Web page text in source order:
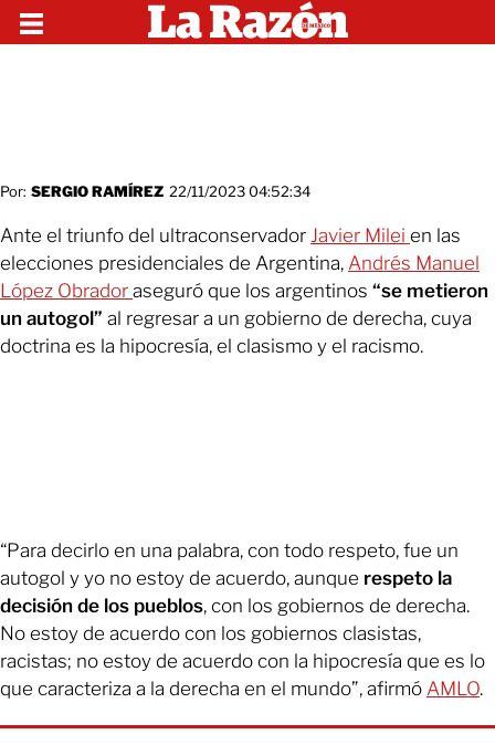
Por: SERGIO RAMÍREZ 22/11/2023 04:52:34
Ante el triunfo del ultraconservador Javier Milei en las
elecciones presidenciales de Argentina, Andrés Manuel
López Obrador aseguró que los argentinos “se metieron
un autogol” al regresar a un gobierno de derecha, cuya
doctrina es la hipocresía, el clasismo y el racismo.
“Para decirlo en una palabra, con todo respeto, fue un
autogol y yo no estoy de acuerdo, aunque respeto la
decisión de los pueblos, con los gobiernos de derecha.
No estoy de acuerdo con los gobiernos clasistas,
racistas; no estoy de acuerdo con la hipocresía que es lo
que caracteriza a la derecha en el mundo”, afirmó AMLO.